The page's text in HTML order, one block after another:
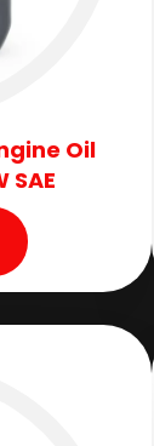
Oil
SAE ١٠W-٣٠ SL/CF ٢٠ Liter